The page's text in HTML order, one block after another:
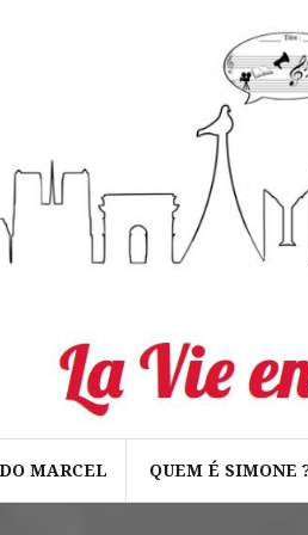
MARCEL QUEM É SIMONE